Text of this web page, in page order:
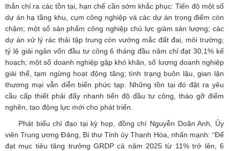
thắn chỉ ra các tồn tại, hạn chế cần sớm khắc phục: Tiến độ một số
dự án hạ tầng khu, cụm công nghiệp và các dự án trọng điểm còn
chậm; một số sản phẩm công nghiệp chủ lực giảm sản lượng; các
dự án xử lý rác thải tập trung còn vướng mắc đất đai, môi trường;
tỷ lệ giải ngân vốn đầu tư công 6 tháng đầu năm chỉ đạt 30,1% kế
hoạch; một số doanh nghiệp gặp khó khăn, số lượng doanh nghiệp
giải thể, tạm ngừng hoạt động tăng; tình trạng buôn lậu, gian lận
thương mại vẫn diễn biến phức tạp. Những tồn tại đó đặt ra yêu
cầu cấp thiết phải đẩy nhanh tiến độ đầu tư công, tháo gỡ điểm
nghẽn, tạo động lực mới cho phát triển.
Phát biểu chỉ đạo tại kỳ họp, đồng chí Nguyễn Doãn Anh, Ủy
viên Trung ương Đảng, Bí thư Tỉnh ủy Thanh Hóa, nhấn mạnh: “Để
đạt mục tiêu tăng trưởng GRDP cả năm 2025 từ 11% trở lên, 6